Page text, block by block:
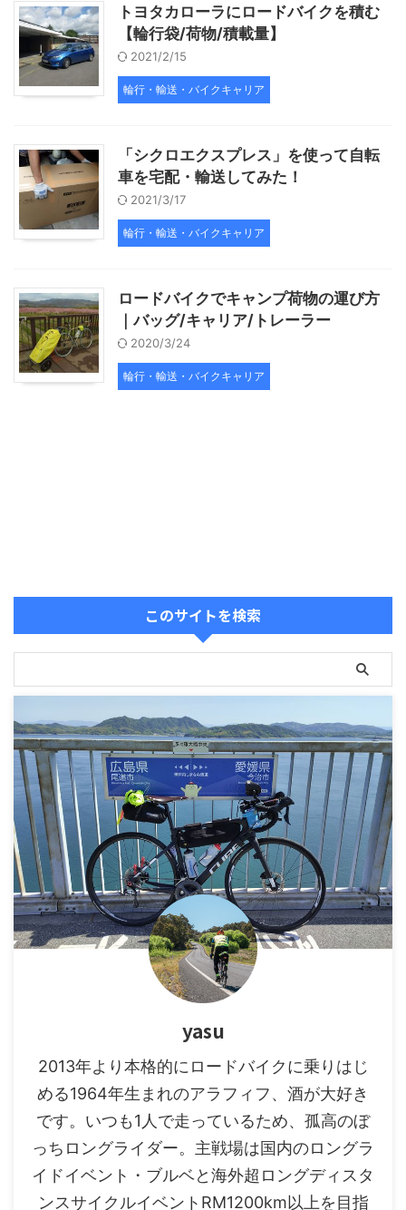
トヨタカローラにロードバイクを積む
【輪行袋/荷物/積載量】
2021/2/15
輪行・輸送・バイクキャリア
「シクロエクスプレス」を使って自転
車を宅配・輸送してみた！
2021/3/17
輪行・輸送・バイクキャリア
ロードバイクでキャンプ荷物の運び方
｜バッグ/キャリア/トレーラー
2020/3/24
輪行・輸送・バイクキャリア
このサイトを検索
yasu
2013年より本格的にロードバイクに乗りはじ
める1964年生まれのアラフィフ、酒が大好き
です。いつも1人で走っているため、孤高のぼ
っちロングライダー。主戦場は国内のロングラ
イドイベント・ブルベと海外超ロングディスタ
ンスサイクルイベントRM1200km以上を目指